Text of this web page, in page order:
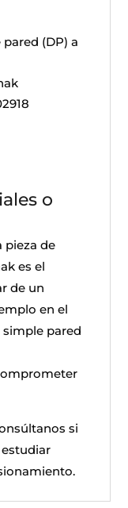
(DP) a
o
pieza de
es el
de un
en el
pared
si